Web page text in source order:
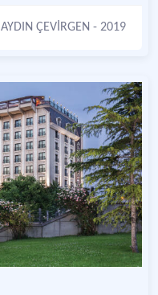
AYDIN ÇEVİRGEN - 2019